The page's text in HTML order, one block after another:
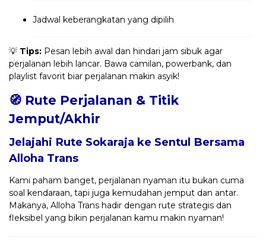
Jadwal keberangkatan yang dipilih
💡 Tips: Pesan lebih awal dan hindari jam sibuk agar
perjalanan lebih lancar. Bawa camilan, powerbank, dan
playlist favorit biar perjalanan makin asyik!
🧭 Rute Perjalanan & Titik
Jemput/Akhir
Jelajahi Rute Sokaraja ke Sentul Bersama
Alloha Trans
Kami paham banget, perjalanan nyaman itu bukan cuma
soal kendaraan, tapi juga kemudahan jemput dan antar.
Makanya, Alloha Trans hadir dengan rute strategis dan
fleksibel yang bikin perjalanan kamu makin nyaman!